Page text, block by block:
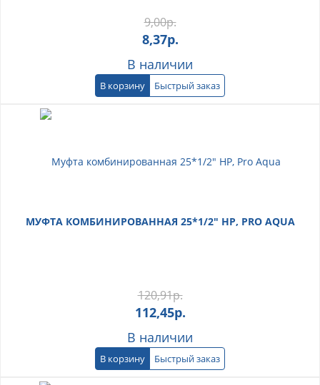
9,00р.
8,37р.
В наличии
В корзину Быстрый заказ
МУФТА КОМБИНИРОВАННАЯ 25*1/2" НР, PRO AQUA
120,91р.
112,45р.
В наличии
В корзину Быстрый заказ